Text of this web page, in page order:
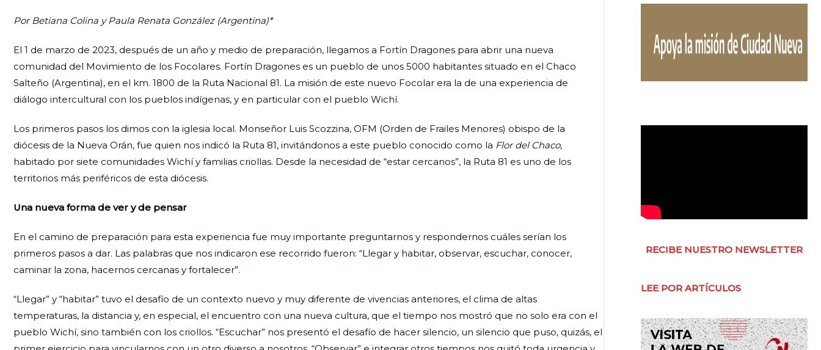
Por Betiana Colina y Paula Renata González (Argentina)*
El 1 de marzo de 2023, después de un año y medio de preparación, llegamos a Fortín Dragones para abrir una nueva
comunidad del Movimiento de los Focolares. Fortín Dragones es un pueblo de unos 5000 habitantes situado en el Chaco
Salteño (Argentina), en el km. 1800 de la Ruta Nacional 81. La misión de este nuevo Focolar era la de una experiencia de
diálogo intercultural con los pueblos indígenas, y en particular con el pueblo Wichí.
Los primeros pasos los dimos con la iglesia local. Monseñor Luis Scozzina, OFM (Orden de Frailes Menores) obispo de la
diócesis de la Nueva Orán, fue quien nos indicó la Ruta 81, invitándonos a este pueblo conocido como la Flor del Chaco,
habitado por siete comunidades Wichí y familias criollas. Desde la necesidad de “estar cercanos”, la Ruta 81 es uno de los
territorios más periféricos de esta diócesis.
Una nueva forma de ver y de pensar
En el camino de preparación para esta experiencia fue muy importante preguntarnos y respondernos cuáles serían los
primeros pasos a dar. Las palabras que nos indicaron ese recorrido fueron: “Llegar y habitar, observar, escuchar, conocer,
caminar la zona, hacernos cercanas y fortalecer”.
“Llegar” y “habitar” tuvo el desafío de un contexto nuevo y muy diferente de vivencias anteriores, el clima de altas
temperaturas, la distancia y, en especial, el encuentro con una nueva cultura, que el tiempo nos mostró que no solo era con el
pueblo Wichí, sino también con los criollos. “Escuchar” nos presentó el desafío de hacer silencio, un silencio que puso, quizás, el
RECIBE NUESTRO NEWSLETTER
LEE POR ARTÍCULOS